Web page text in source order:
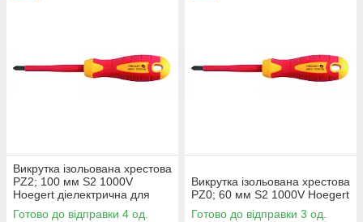
Викрутка ізольована хрестова
PZ2; 100 мм S2 1000V
Hoegert діелектрична для
електрика
Готово до відправки 4 од.
Викрутка ізольована хрестова
PZ0; 60 мм S2 1000V Hoegert
Готово до відправки 3 од.